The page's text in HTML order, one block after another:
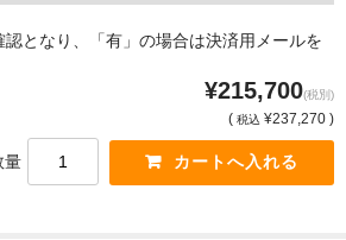
となり、「有」の場合は決済用メールを
¥215,700(税別)
( 税込 ¥237,270 )
量